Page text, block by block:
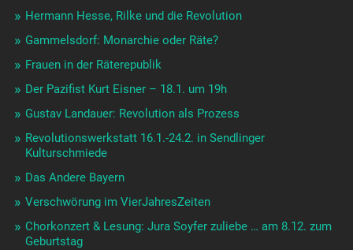
Hermann Hesse, Rilke und die Revolution
Gammelsdorf: Monarchie oder Räte?
Frauen in der Räterepublik
Der Pazifist Kurt Eisner – 18.1. um 19h
Gustav Landauer: Revolution als Prozess
Revolutionswerkstatt 16.1.-24.2. in Sendlinger
Kulturschmiede
Das Andere Bayern
Verschwörung im VierJahresZeiten
Chorkonzert & Lesung: Jura Soyfer zuliebe … am 8.12. zum
Geburtstag